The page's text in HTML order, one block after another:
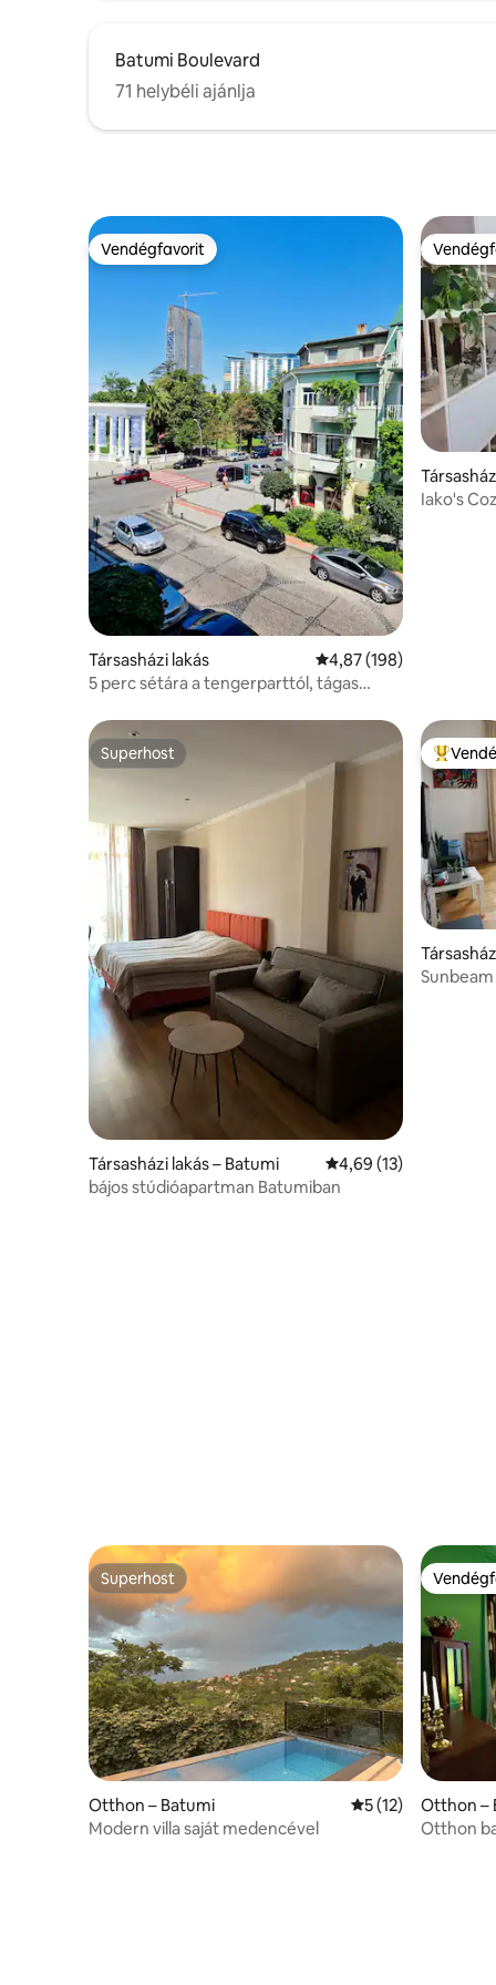
Batumi Boulevard
71 helybéli ajánlja
Vendégfavorit
Vendégfavorit
Társasházi lakás Átlagos értékelés: 5/
4,87 (198)
5 perc sétára a tengerparttól, tágas
Iako's
Superhost
Superhost
Társasházi lakás – Batumi Átlagos értékelés: 5/
4,69 (13)
bájos stúdióapartman Batumiban
Kiemelt
Superhost
Superhost
Otthon – Batumi Átlagos értékelés:
5 (12)
Modern villa saját medencével
Otthon –
Otthon